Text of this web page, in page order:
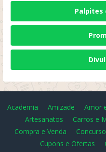
Palpites
Academia Amizade Amor
Artesanatos
Carros e
Compra e Venda
Cupons e Ofertas